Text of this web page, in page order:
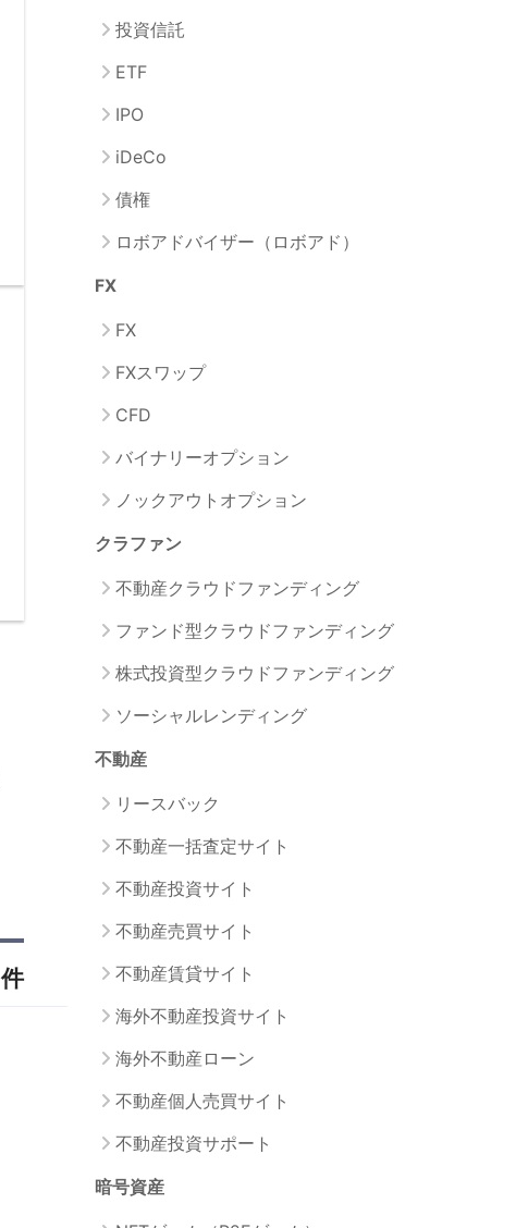
件
投資信託
ETF
IPO
iDeCo
債権
ロボアドバイザー（ロボアド）
FX
FX
FXスワップ
CFD
バイナリーオプション
ノックアウトオプション
クラファン
不動産クラウドファンディング
ファンド型クラウドファンディング
株式投資型クラウドファンディング
ソーシャルレンディング
不動産
リースバック
不動産一括査定サイト
不動産投資サイト
不動産売買サイト
不動産賃貸サイト
海外不動産投資サイト
海外不動産ローン
不動産個人売買サイト
不動産投資サポート
暗号資産